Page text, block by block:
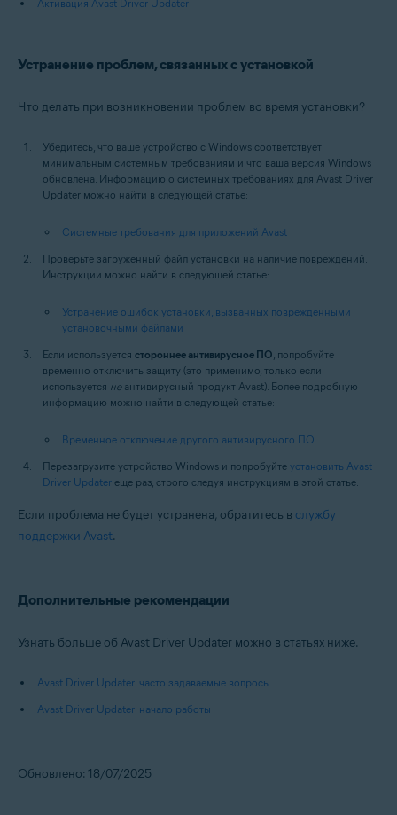
Активация Avast Driver Updater
Устранение проблем, связанных с установкой
Что делать при возникновении проблем во время установки?
Убедитесь, что ваше устройство с Windows соответствует
минимальным системным требованиям и что ваша версия Windows
обновлена. Информацию о системных требованиях для Avast Driver
Updater можно найти в следующей статье:
Системные требования для приложений Avast
Проверьте загруженный файл установки на наличие повреждений.
Инструкции можно найти в следующей статье:
Устранение ошибок установки, вызванных поврежденными
установочными файлами
Если используется стороннее антивирусное ПО , попробуйте
временно отключить защиту (это применимо, только если
используется неантивирусный продукт Avast). Более подробную
информацию можно найти в следующей статье:
Временное отключение другого антивирусного ПО
Перезагрузите устройство Windows и попробуйте установить Avast
Driver Updater еще раз, строго следуя инструкциям в этой статье.
Если проблема не будет устранена, обратитесь в службу
поддержки Avast.
Дополнительные рекомендации
Узнать больше об Avast Driver Updater можно в статьях ниже.
Avast Driver Updater: часто задаваемые вопросы
Avast Driver Updater: начало работы
Обновлено: 18/07/2025